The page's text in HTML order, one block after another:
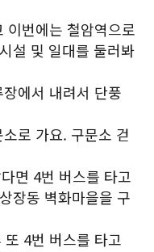
이번에는 철암역으로
설 및 일대를 둘러봐
에서 내려서 단풍
로 가요. 구문소 걷
면 4번 버스를 타고
장동 벽화마을을 구
4번 버스를 타고